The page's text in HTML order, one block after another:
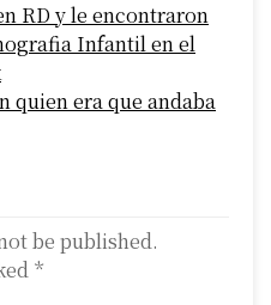
RD y le encontraron
Infantil en el
quien era que andaba
be published.
*